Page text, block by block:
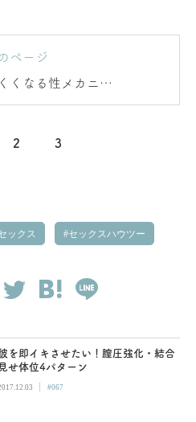
ページ
くなる性メカニズ
ム
2 3
ックス セックスハウツー
を即イキさせたい！膣圧強化・結合
見せ体位4パターン
| #067